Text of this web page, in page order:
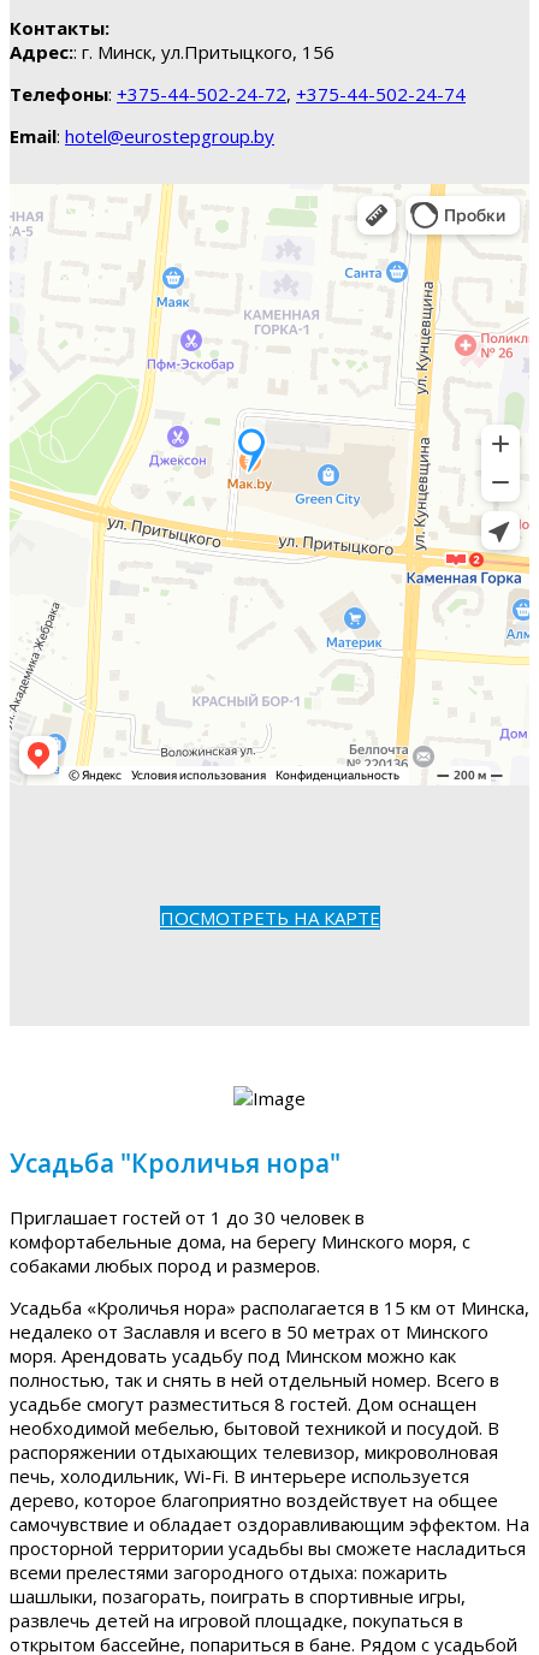
Контакты:
Адрес:: г. Минск, ул.Притыцкого, 156
Телефоны: +375-44-502-24-72, +375-44-502-24-74
Email: hotel@eurostepgroup.by
ПОСМОТРЕТЬ НА КАРТЕ
Усадьба "Кроличья нора"
Приглашает гостей от 1 до 30 человек в
комфортабельные дома, на берегу Минского моря, с
собаками любых пород и размеров.
Усадьба «Кроличья нора» располагается в 15 км от Минска,
недалеко от Заславля и всего в 50 метрах от Минского
моря. Арендовать усадьбу под Минском можно как
полностью, так и снять в ней отдельный номер. Всего в
усадьбе смогут разместиться 8 гостей. Дом оснащен
необходимой мебелью, бытовой техникой и посудой. В
распоряжении отдыхающих телевизор, микроволновая
печь, холодильник, Wi-Fi. В интерьере используется
дерево, которое благоприятно воздействует на общее
самочувствие и обладает оздоравливающим эффектом. На
просторной территории усадьбы вы сможете насладиться
всеми прелестями загородного отдыха: пожарить
шашлыки, позагорать, поиграть в спортивные игры,
развлечь детей на игровой площадке, покупаться в
открытом бассейне, попариться в бане. Рядом с усадьбой